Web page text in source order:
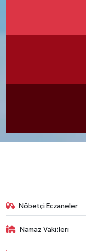
Nöbetçi Eczaneler
Namaz Vakitleri